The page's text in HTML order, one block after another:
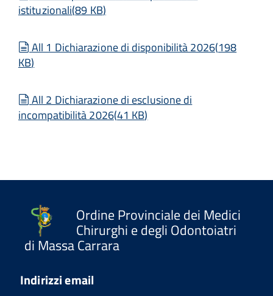
istituzionali(89 KB)
document
All 1 Dichiarazione di disponibilità 2026(198
KB)
document
All 2 Dichiarazione di esclusione di
incompatibilità 2026(41 KB)
Ordine Provinciale dei Medici
Chirurghi e degli Odontoiatri
di Massa Carrara
Indirizzi email